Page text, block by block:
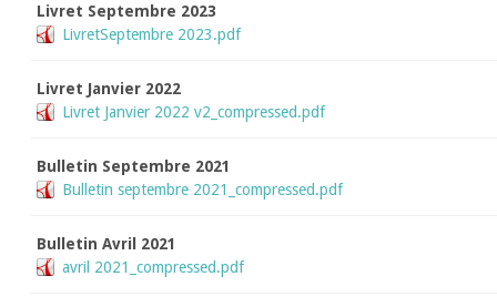
Livret Septembre 2023
LivretSeptembre 2023.pdf
Livret Janvier 2022
Livret Janvier 2022 v2_compressed.pdf
Bulletin Septembre 2021
Bulletin septembre 2021_compressed.pdf
Bulletin Avril 2021
avril 2021_compressed.pdf